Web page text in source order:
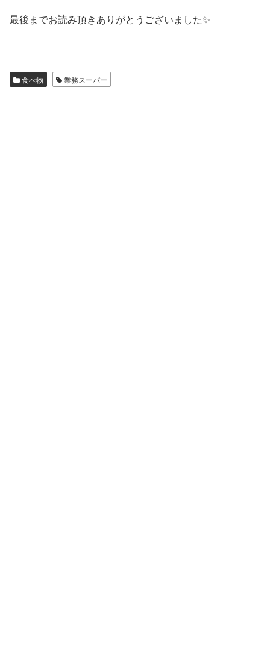
最後までお読み頂きありがとうございました✨
食べ物 業務スーパー